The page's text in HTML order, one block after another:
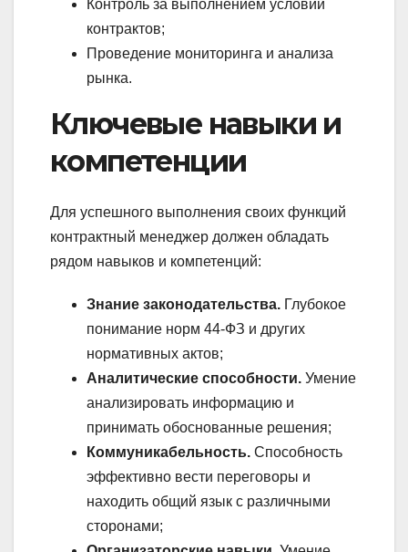
Контроль за выполнением условий
контрактов;
Проведение мониторинга и анализа
рынка.
Ключевые навыки и
компетенции
Для успешного выполнения своих функций
контрактный менеджер должен обладать
рядом навыков и компетенций:
Знание законодательства. Глубокое
понимание норм 44-ФЗ и других
нормативных актов;
Аналитические способности. Умение
анализировать информацию и
принимать обоснованные решения;
Коммуникабельность. Способность
эффективно вести переговоры и
находить общий язык с различными
сторонами;